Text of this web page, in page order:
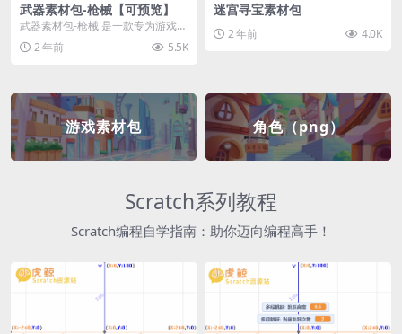
武器素材包-枪械【可预览】
武器素材包-枪械 是一款专为游戏开
发者和创作者设计的素材包，包含
多种高质量的枪械...
2 年前 5.5K
迷宫寻宝素材包
2 年前 4.0K
游戏素材包 角色（png）
Scratch系列教程
Scratch编程自学指南：助你迈向编程高手！